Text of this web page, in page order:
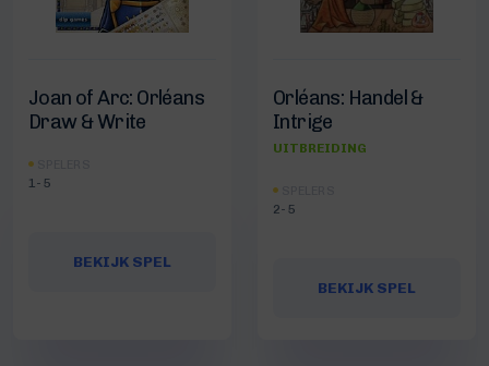
Joan of Arc: Orléans
Draw & Write
1-5
BEKIJK SPEL
Orléans: Handel &
Intrige
UITBREIDING
2-5
BEKIJK SPEL